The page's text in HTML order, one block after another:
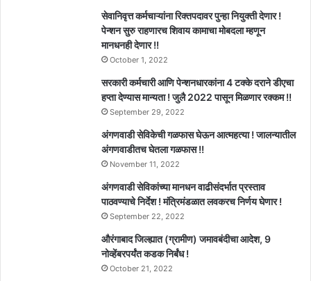
सेवानिवृत्त कर्मचाऱ्यांना रिक्तपदावर पुन्हा नियुक्ती देणार !
पेन्शन सुरु राहणारच शिवाय कामाचा मोबदला म्हणून
मानधनही देणार !!
October 1, 2022
सरकारी कर्मचारी आणि पेन्शनधारकांना 4 टक्के दराने डीएचा
हप्ता देण्यास मान्यता ! जुलै 2022 पासून मिळणार रक्कम !!
September 29, 2022
अंगणवाडी सेविकेची गळफास घेऊन आत्महत्या ! जालन्यातील
अंगणवाडीतच घेतला गळफास !!
November 11, 2022
अंगणवाडी सेविकांच्या मानधन वाढीसंदर्भात प्रस्ताव
पाठवण्याचे निर्देश ! मंत्रिमंडळात लवकरच निर्णय घेणार !
September 22, 2022
औरंगाबाद जिल्ह्यात (ग्रामीण) जमावबंदीचा आदेश, 9
नोव्हेंबरपर्यंत कडक निर्बंध !
October 21, 2022